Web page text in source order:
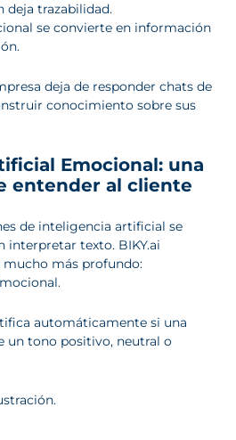
deja trazabilidad.
se convierte en información
deja de responder chats de
conocimiento sobre sus
Emocional: una
entender al cliente
de inteligencia artificial se
interpretar texto. BIKY.ai
más profundo:
automáticamente si una
un tono positivo, neutral o